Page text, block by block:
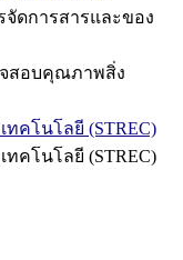
จัดการสารและของ
สอบคุณภาพสิ่ง
คโนโลยี (STREC)
คโนโลยี (STREC)